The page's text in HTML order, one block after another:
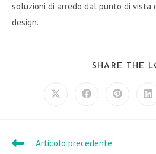
soluzioni di arredo dal punto di
design.
SHARE THE
Opens Opens Opens
Leggi
Articolo precedente